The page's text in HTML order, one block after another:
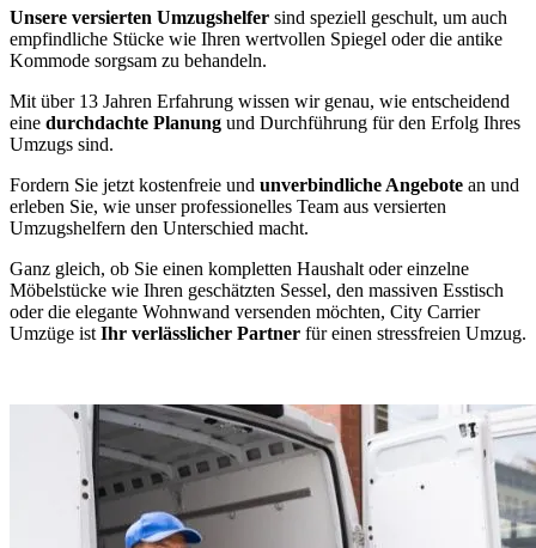
Unsere versierten Umzugshelfer sind speziell geschult, um auch
empfindliche Stücke wie Ihren wertvollen Spiegel oder die antike
Kommode sorgsam zu behandeln.
Mit über 13 Jahren Erfahrung wissen wir genau, wie entscheidend
eine durchdachte Planung und Durchführung für den Erfolg Ihres
Umzugs sind.
Fordern Sie jetzt kostenfreie und unverbindliche Angebote an und
erleben Sie, wie unser professionelles Team aus versierten
Umzugshelfern den Unterschied macht.
Ganz gleich, ob Sie einen kompletten Haushalt oder einzelne
Möbelstücke wie Ihren geschätzten Sessel, den massiven Esstisch
oder die elegante Wohnwand versenden möchten, City Carrier
Umzüge ist Ihr verlässlicher Partner für einen stressfreien Umzug.